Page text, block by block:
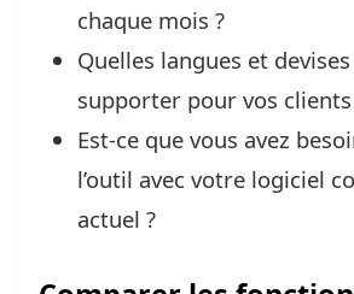
chaque mois ?
Quelles langues et
supporter pour vos clients
Est-ce que vous avez
l’outil avec votre logiciel
actuel ?